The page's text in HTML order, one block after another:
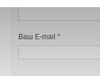
Ваш E-mail *